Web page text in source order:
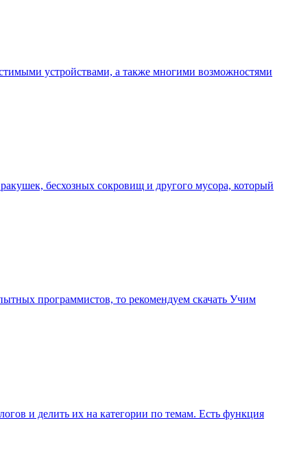
устройствами, а также многими возможностями
бесхозных сокровищ и другого мусора, который
программистов, то рекомендуем скачать Учим
и делить их на категории по темам. Есть функция